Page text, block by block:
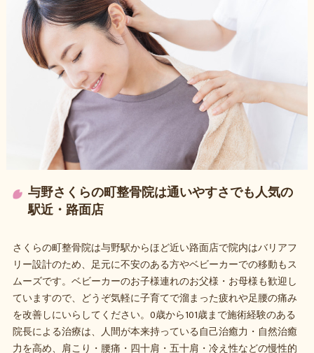
与野さくらの町整骨院は通いやすさでも人気の
駅近・路面店
さくらの町整骨院は与野駅からほど近い路面店で院内はバリアフ
リー設計のため、足元に不安のある方やベビーカーでの移動もス
ムーズです。ベビーカーのお子様連れのお父様・お母様も歓迎し
ていますので、どうぞ気軽に子育てで溜まった疲れや足腰の痛み
を改善しにいらしてください。0歳から101歳まで施術経験のある
院長による治療は、人間が本来持っている自己治癒力・自然治癒
力を高め、肩こり・腰痛・四十肩・五十肩・冷え性などの慢性的